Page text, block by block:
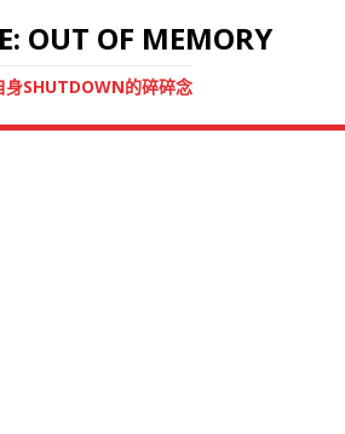
OUT OF MEMORY
身SHUTDOWN的碎碎念